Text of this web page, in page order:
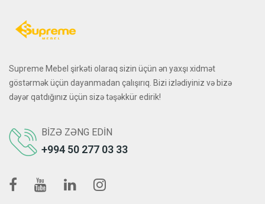
Supreme Mebel şirkəti olaraq sizin üçün ən yaxşı xidmət
göstərmək üçün dayanmadan çalışırıq. Bizi izlədiyiniz və bizə
dəyər qatdığınız üçün sizə təşəkkür edirik!
BIZƏ ZƏNG EDIN
+994 50 277 03 33